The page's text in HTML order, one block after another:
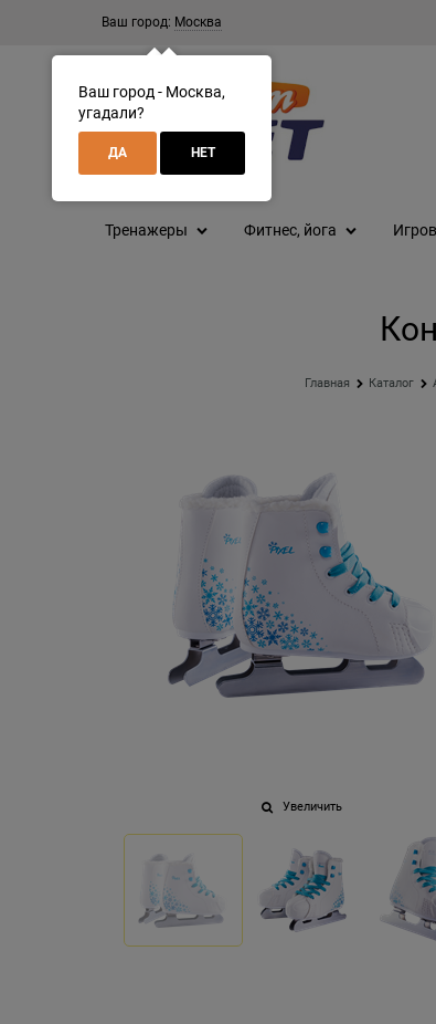
Ваш город: Москва
Тренажеры Фитнес, йога
Главная Каталог
Увеличить
Ваш город - Москва,
угадали?
ДА НЕТ